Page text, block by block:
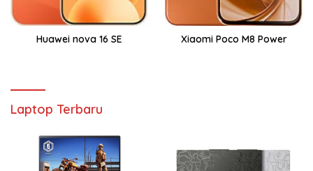
Huawei nova 16 SE Xiaomi Poco M8 Power
Laptop Terbaru